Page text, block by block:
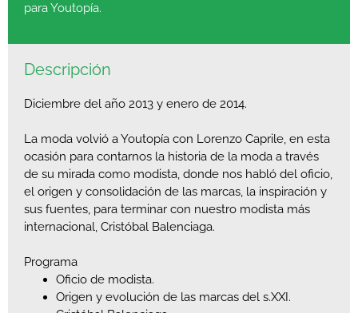
para Youtopía.
Descripción
Diciembre del año 2013 y enero de 2014.
La moda volvió a Youtopía con Lorenzo Caprile, en esta
ocasión para contarnos la historia de la moda a través
de su mirada como modista, donde nos habló del oficio,
el origen y consolidación de las marcas, la inspiración y
sus fuentes, para terminar con nuestro modista más
internacional, Cristóbal Balenciaga.
Programa
Oficio de modista.
Origen y evolución de las marcas del s.XXI.